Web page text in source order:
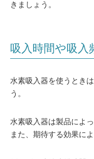
きましょう。
吸入時間や吸入
水素吸入器を使うとき
う。
水素吸入器は製品によ
また、期待する効果に